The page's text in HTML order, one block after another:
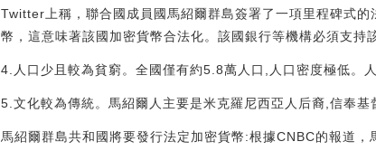
Twitter上稱，聯合國成員國馬紹爾群島簽署了一項里程碑式
幣，這意味著該國加密貨幣合法化。該國銀行等機構必須支
4.人口少且較為貧窮。全國僅有約5.8萬人口,人口密度極低。
5.文化較為傳統。馬紹爾人主要是米克羅尼西亞人后裔,信奉
馬紹爾群島共和國將要發行法定加密貨幣:根據CNBC的報道